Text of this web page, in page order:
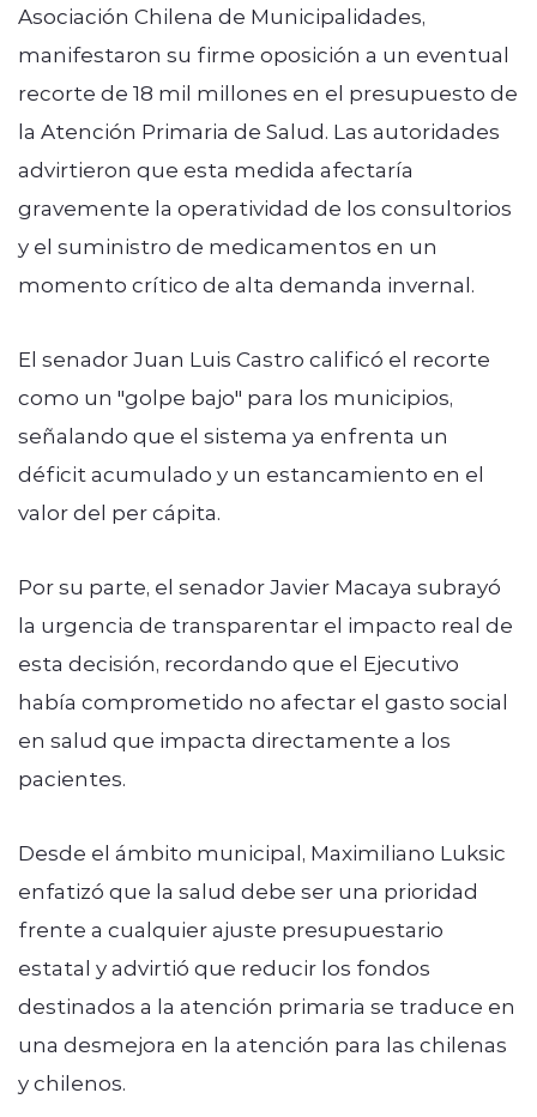
Asociación Chilena de Municipalidades,
manifestaron su firme oposición a un eventual
recorte de 18 mil millones en el presupuesto de
la Atención Primaria de Salud. Las autoridades
advirtieron que esta medida afectaría
gravemente la operatividad de los consultorios
y el suministro de medicamentos en un
momento crítico de alta demanda invernal.
El senador Juan Luis Castro calificó el recorte
como un "golpe bajo" para los municipios,
señalando que el sistema ya enfrenta un
déficit acumulado y un estancamiento en el
valor del per cápita.
Por su parte, el senador Javier Macaya subrayó
la urgencia de transparentar el impacto real de
esta decisión, recordando que el Ejecutivo
había comprometido no afectar el gasto social
en salud que impacta directamente a los
pacientes.
Desde el ámbito municipal, Maximiliano Luksic
enfatizó que la salud debe ser una prioridad
frente a cualquier ajuste presupuestario
estatal y advirtió que reducir los fondos
destinados a la atención primaria se traduce en
una desmejora en la atención para las chilenas
y chilenos.